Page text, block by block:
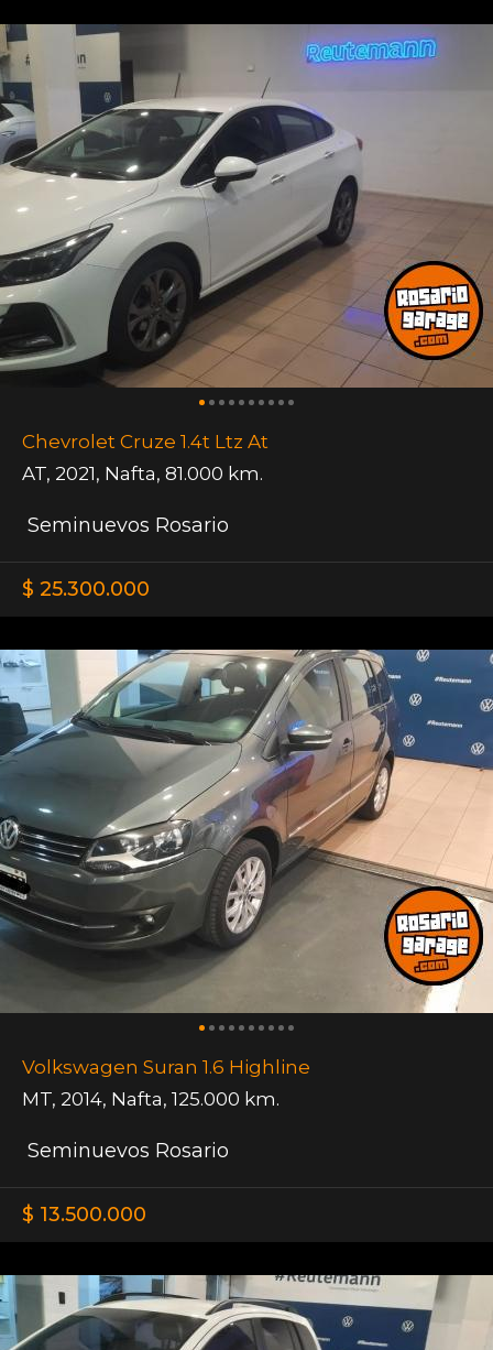
Chevrolet Cruze 1.4t Ltz At
AT, 2021, Nafta, 81.000 km.
Seminuevos Rosario
$ 25.300.000
Volkswagen Suran 1.6 Highline
MT, 2014, Nafta, 125.000 km.
Seminuevos Rosario
$ 13.500.000